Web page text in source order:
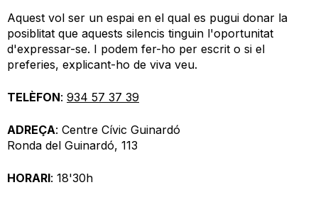
Aquest vol ser un espai en el qual es pugui donar la
posiblitat que aquests silencis tinguin l'oportunitat
d'expressar-se. I podem fer-ho per escrit o si el
preferies, explicant-ho de viva veu.
TELÈFON: 934 57 37 39
ADREÇA: Centre Cívic Guinardó
Ronda del Guinardó, 113
HORARI: 18'30h